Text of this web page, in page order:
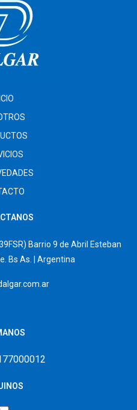
Barrio 9 de Abril Esteban
Bs As. | Argentina